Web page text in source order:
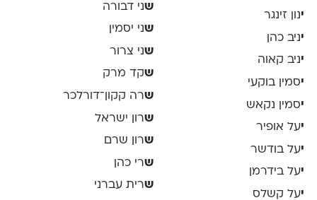
ינון זינגר
יניב כהן
יניב קאוה
יסמין בוקעי
יסמין נקאש
יעל אופיר
יעל בודשר
יעל בידרמן
יעל קשלס
שני דבורה
שני יסמין
שני צרור
שקד מרק
שרה קקון־דורלכר
שרון ישראל
שרון שרם
שרי כהן
שרית עברני